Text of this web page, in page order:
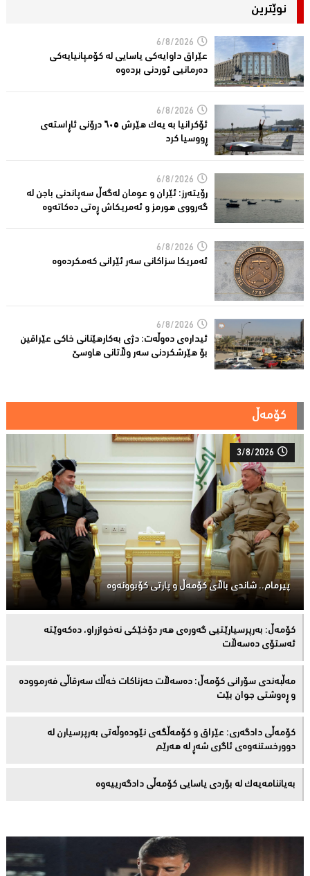
نوێترین
6/8/2026
عێراق داوایەکی یاسایی لە کۆمپانیایه‌كی
دەرمانیى ئوردنی بردەوە
6/8/2026
ئۆکرانیا بە یەک هێرش ٦٠٥ درۆنی ئاڕاستەى
ڕووسیا کرد
6/8/2026
رۆیتەرز: ئێران و عومان لەگەڵ سەپاندنی باجن لە
گەرووی هورمز و ئەمریکاش ڕەتی دەکاتەوە
6/8/2026
ئه‌مریكا سزاكانی سه‌ر ئێرانی كه‌مكرده‌وه‌
6/8/2026
ئیدارەى دەوڵەت: دژى بەکارهێنانى خاکی عێراقین
بۆ هێرشکردنى سەر وڵاتانی هاوسێ
کۆمەڵ
3/8/2026
پیرمام.. شاندی باڵای كۆمه‌ڵ و پارتی كۆبوونه‌وه‌
كۆمەڵ: بەرپرسیارێتیی گەورەی هەر دۆخێکی نەخوازراو، دەكەوێتە
ئەستۆی دەسەڵات
مەڵبەندى سۆرانى کۆمەڵ: دەسەڵات حەزناکات خەڵک سەرقاڵى فەرموودە
و ڕەوشتى جوان بێت
کۆمەڵى دادگەرى: عێراق و كۆمەڵگەی نێودەوڵەتی بەرپرسیارن لە
دوورخستنەوەى ئاگری شەڕ لە هەرێم
بەیاننامەیەک لە بۆردی یاسایی کۆمەڵی دادگەرییەوە